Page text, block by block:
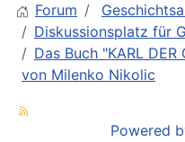
Forum
Diskussionsplatz für
Das Buch "KARL DER
von Milenko Nikolic
Powered